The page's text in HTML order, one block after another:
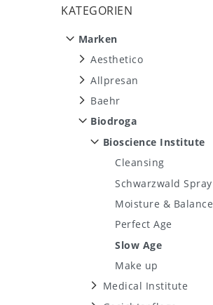
KATEGORIEN
Marken
Aesthetico
Allpresan
Baehr
Biodroga
Bioscience Institute
Cleansing
Schwarzwald Spray
Moisture & Balance
Perfect Age
Slow Age
Make up
Medical Institute